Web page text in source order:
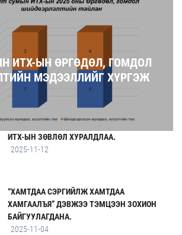
ИТХ-ЫН ӨРГӨДӨЛ, ГОМДОЛ
МЭДЭЭЛЛИЙГ ХҮРГЭЖ
ИТХ-ЫН ЗӨВЛӨЛ ХУРАЛДЛАА.
2025-11-12
“ХАМТДАА СЭРГИЙЛЖ ХАМТДАА
ХАМГААЛЪЯ” ДЭВЖЭЭ ТЭМЦЭЭН ЗОХИОН
БАЙГУУЛАГДАНА.
2025-11-04